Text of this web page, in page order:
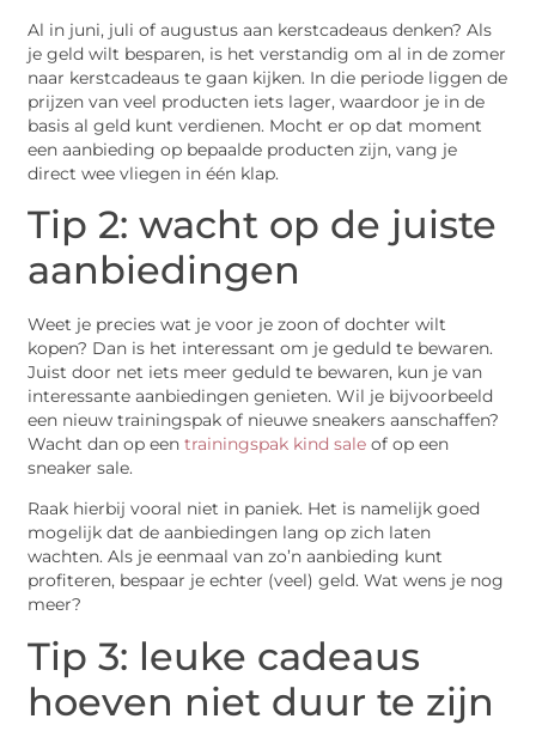
Al in juni, juli of augustus aan kerstcadeaus denken? Als
je geld wilt besparen, is het verstandig om al in de zomer
naar kerstcadeaus te gaan kijken. In die periode liggen de
prijzen van veel producten iets lager, waardoor je in de
basis al geld kunt verdienen. Mocht er op dat moment
een aanbieding op bepaalde producten zijn, vang je
direct wee vliegen in één klap.
Tip 2: wacht op de juiste
aanbiedingen
Weet je precies wat je voor je zoon of dochter wilt
kopen? Dan is het interessant om je geduld te bewaren.
Juist door net iets meer geduld te bewaren, kun je van
interessante aanbiedingen genieten. Wil je bijvoorbeeld
een nieuw trainingspak of nieuwe sneakers aanschaffen?
Wacht dan op eentrainingspak kind sale of op een
sneaker sale.
Raak hierbij vooral niet in paniek. Het is namelijk goed
mogelijk dat de aanbiedingen lang op zich laten
wachten. Als je eenmaal van zo’n aanbieding kunt
profiteren, bespaar je echter (veel) geld. Wat wens je nog
meer?
Tip 3: leuke cadeaus
hoeven niet duur te zijn